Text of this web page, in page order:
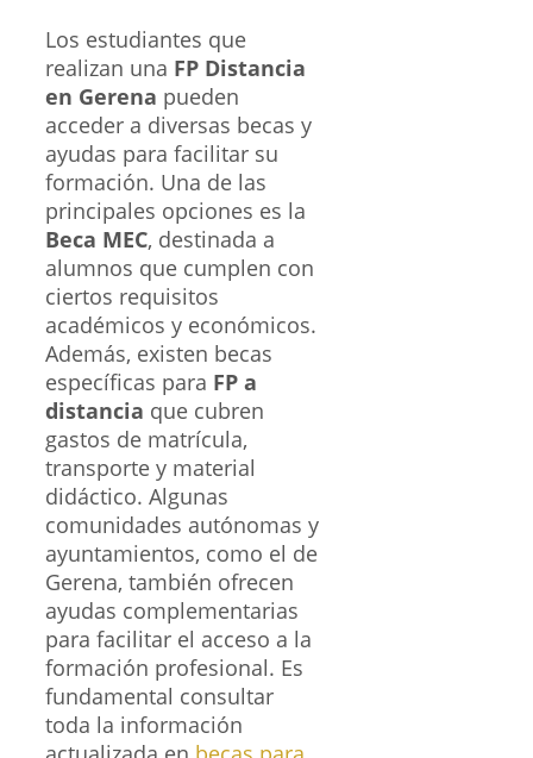
Los estudiantes que
realizan una FP Distancia
en Gerena pueden
acceder a diversas becas y
ayudas para facilitar su
formación. Una de las
principales opciones es la
Beca MEC, destinada a
alumnos que cumplen con
ciertos requisitos
académicos y económicos.
Además, existen becas
específicas para FP a
distancia que cubren
gastos de matrícula,
transporte y material
didáctico. Algunas
comunidades autónomas y
ayuntamientos, como el de
Gerena, también ofrecen
ayudas complementarias
para facilitar el acceso a la
formación profesional. Es
fundamental consultar
toda la información